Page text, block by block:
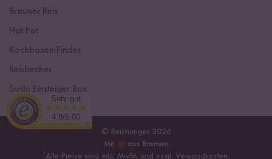
Brauner Reis
Hot Pot
Kochboxen Finder
Reisbecher
Sushi Einsteiger Box
© Reishunger 2026
Mit
aus Bremen
¹ Alle Preise sind inkl. MwSt. und zzgl. Versandkosten.
Sehr gut
4.8/5.00